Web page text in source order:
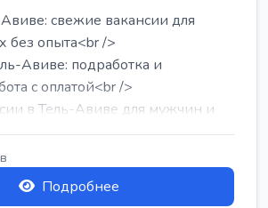
свежие вакансии для
без опыта<br />
Авиве: подработка и
с оплатой<br />
в Тель-Авиве для мужчин и
Подробнее